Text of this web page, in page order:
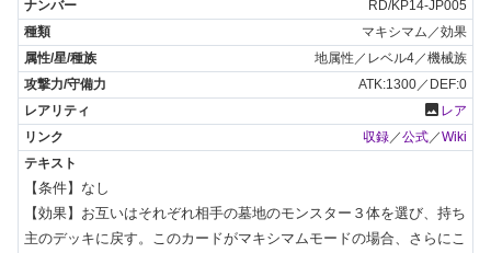
RD/KP14-JP005
マキシマム／効果
地属性／レベル4／機械族
ATK:1300／DEF:0
photo レア
収録 ／公式 ／Wiki
【条件】なし
【効果】お互いはそれぞれ相手の墓地のモンスター３体を選び、持ち
主のデッキに戻す。このカードがマキシマムモードの場合、さらにこ